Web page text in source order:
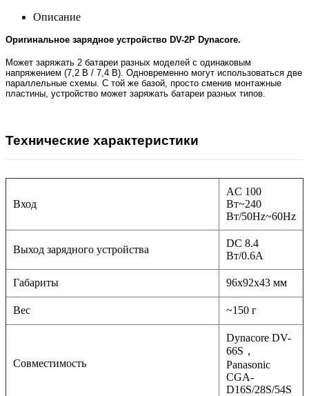
Описание
Оригинальное зарядное устройство DV-2P Dynacore.
Может заряжать 2 батареи разных моделей с одинаковым
напряжением (7,2 В / 7,4 В). Одновременно могут использоваться две
параллельные схемы. С той же базой, просто сменив монтажные
пластины, устройство может заряжать батареи разных типов.
Технические характеристики
Вход
AC 100
Вт~240
Вт/50Hz~60Hz
Выход зарядного устройства
DC 8.4
Вт/0.6A
Габариты 96x92x43 мм
Вес ~150 г
Совместимость
Dynacore DV-
66S，
Panasonic
CGA-
D16S/28S/54S